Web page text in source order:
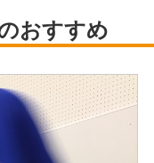
テレサ愛のうた」
蝶に結」
河ドラマ「いだて
ウ」